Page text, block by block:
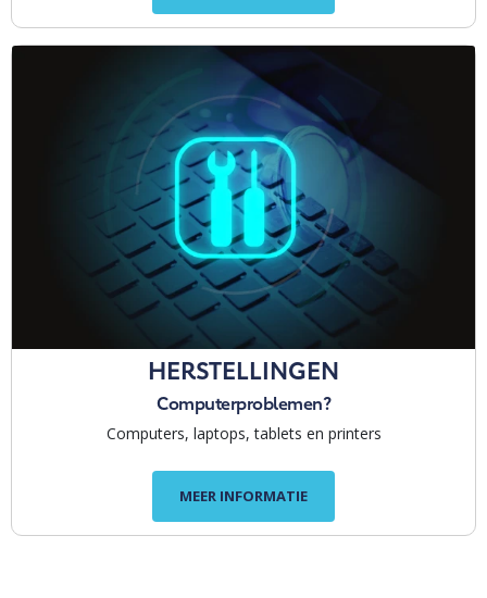
HERSTELLINGEN
Computerproblemen?
Computers, laptops, tablets en printers
MEER INFORMATIE